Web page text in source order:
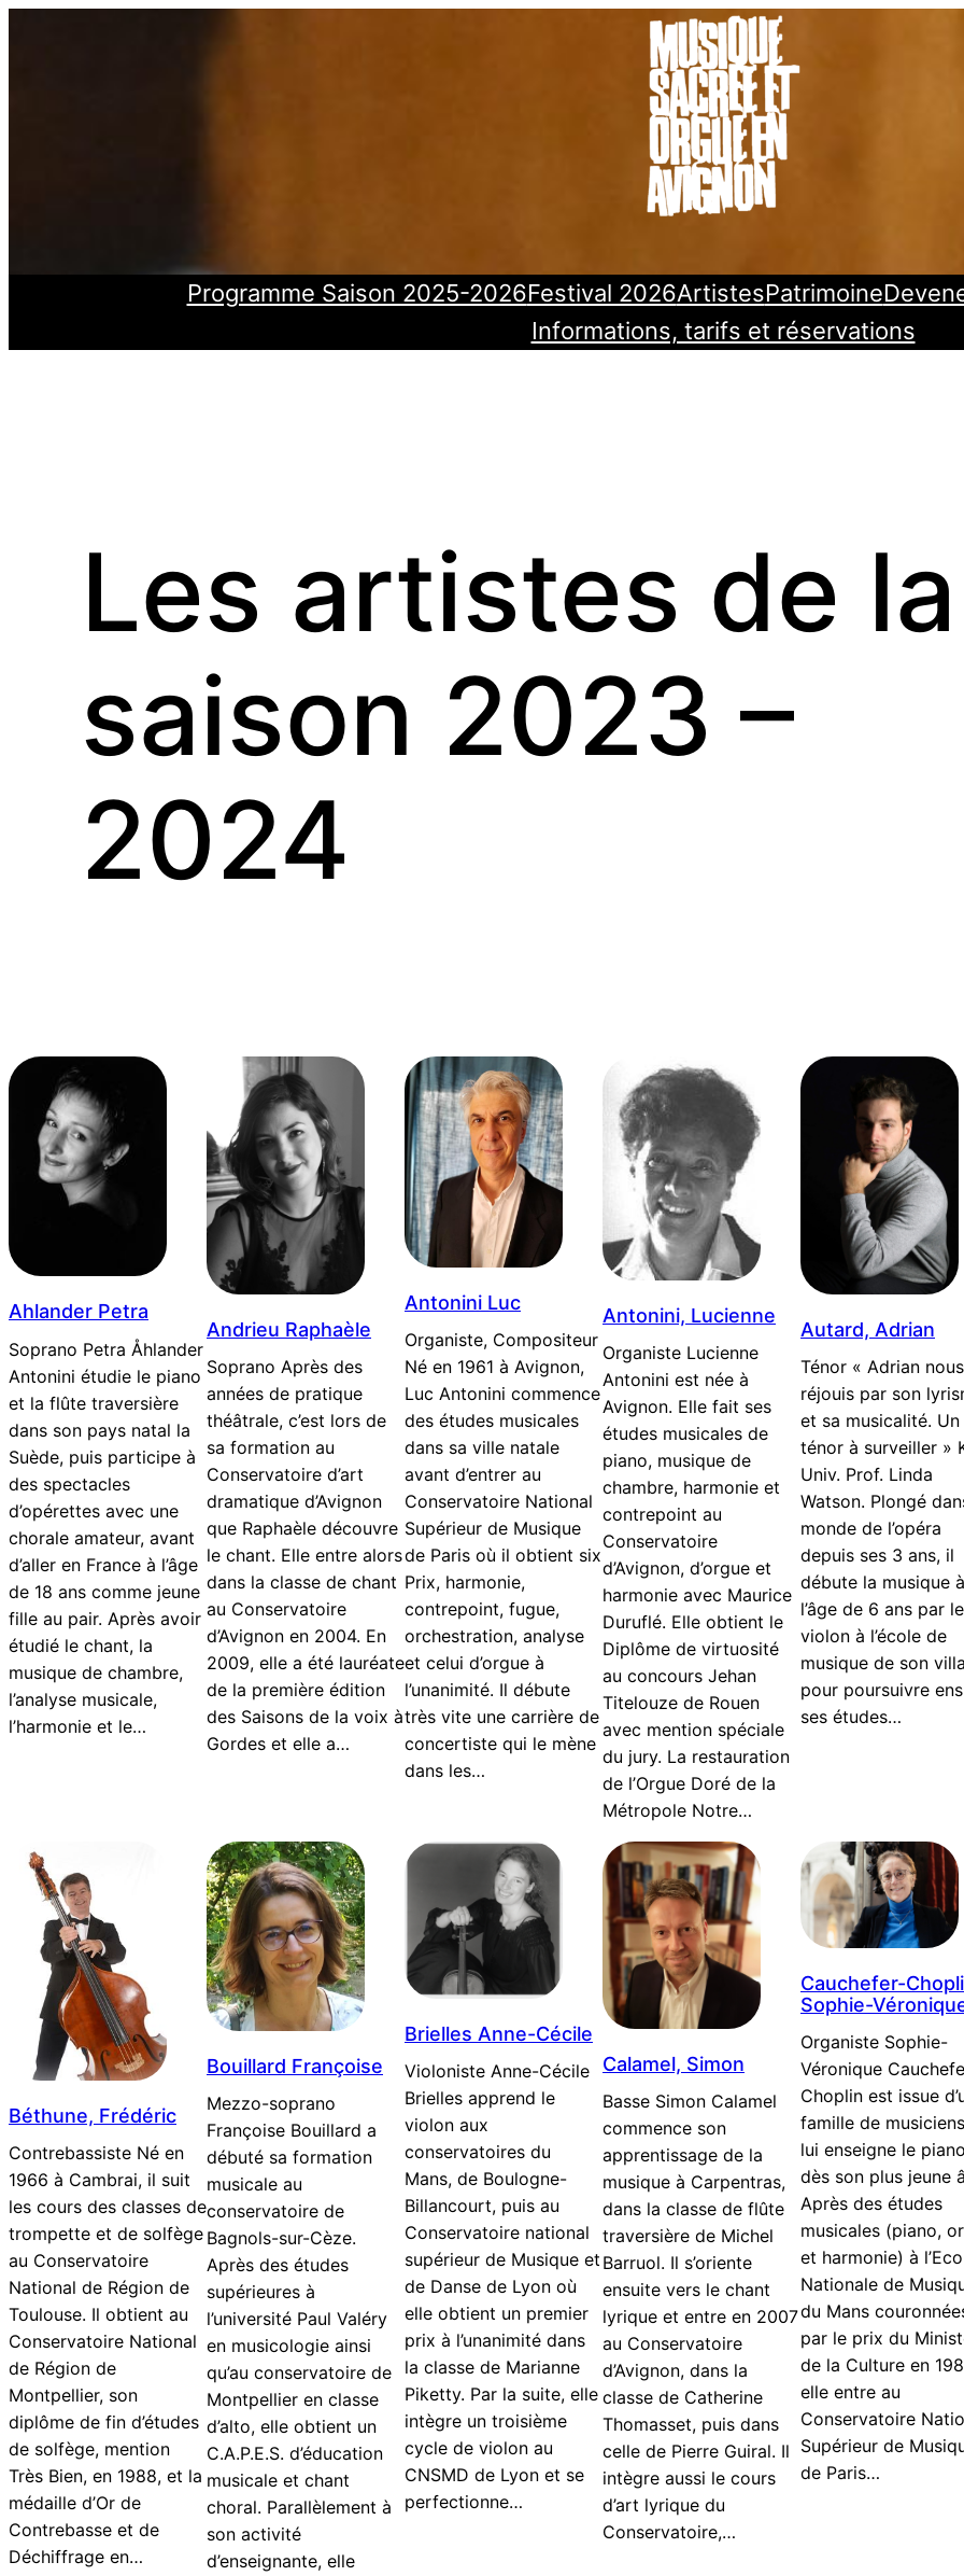
Programme Saison 2025-2026Festival 2026ArtistesPatrimoine
Informations, tarifs et réservations
Les artistes de la
saison 2023 –
2024
Ahlander Petra
Soprano Petra Åhlander
Antonini étudie le piano
et la flûte traversière
dans son pays natal la
Suède, puis participe à
des spectacles
d’opérettes avec une
chorale amateur, avant
d’aller en France à l’âge
de 18 ans comme jeune
fille au pair. Après avoir
étudié le chant, la
musique de chambre,
l’analyse musicale,
l’harmonie et le…
Andrieu Raphaèle
Soprano Après des
années de pratique
théâtrale, c’est lors de
sa formation au
Conservatoire d’art
dramatique d’Avignon
que Raphaèle découvre
le chant. Elle entre alors
dans la classe de chant
au Conservatoire
d’Avignon en 2004. En
2009, elle a été lauréate
de la première édition
des Saisons de la voix à
Gordes et elle a…
Antonini Luc
Organiste, Compositeur
Né en 1961 à Avignon,
Luc Antonini commence
des études musicales
dans sa ville natale
avant d’entrer au
Conservatoire National
Supérieur de Musique
de Paris où il obtient six
Prix, harmonie,
contrepoint, fugue,
orchestration, analyse
et celui d’orgue à
l’unanimité. Il débute
très vite une carrière de
concertiste qui le mène
dans les…
Antonini, Lucienne
Organiste Lucienne
Antonini est née à
Avignon. Elle fait ses
études musicales de
piano, musique de
chambre, harmonie et
contrepoint au
Conservatoire
d’Avignon, d’orgue et
harmonie avec Maurice
Duruflé. Elle obtient le
Diplôme de virtuosité
au concours Jehan
Titelouze de Rouen
avec mention spéciale
du jury. La restauration
de l’Orgue Doré de la
Métropole Notre…
Autard, Adrian
Ténor « Adrian nous
réjouis par son
et sa musicalité. Un
ténor à surveiller »
Univ. Prof. Linda
Watson. Plongé
monde de l’opéra
depuis ses 3 ans, il
débute la musique à
l’âge de 6 ans par le
violon à l’école de
musique de son
pour poursuivre
ses études…
Béthune, Frédéric
Contrebassiste Né en
1966 à Cambrai, il suit
les cours des classes de
trompette et de solfège
au Conservatoire
National de Région de
Toulouse. Il obtient au
Conservatoire National
de Région de
Montpellier, son
diplôme de fin d’études
de solfège, mention
Très Bien, en 1988, et la
médaille d’Or de
Contrebasse et de
Déchiffrage en…
Bouillard Françoise
Mezzo-soprano
Françoise Bouillard a
débuté sa formation
musicale au
conservatoire de
Bagnols-sur-Cèze.
Après des études
supérieures à
l’université Paul Valéry
en musicologie ainsi
qu’au conservatoire de
Montpellier en classe
d’alto, elle obtient un
C.A.P.E.S. d’éducation
musicale et chant
choral. Parallèlement à
son activité
d’enseignante, elle
Brielles Anne-Cécile
Violoniste Anne-Cécile
Brielles apprend le
violon aux
conservatoires du
Mans, de Boulogne-
Billancourt, puis au
Conservatoire national
supérieur de Musique et
de Danse de Lyon où
elle obtient un premier
prix à l’unanimité dans
la classe de Marianne
Piketty. Par la suite, elle
intègre un troisième
cycle de violon au
CNSMD de Lyon et se
perfectionne…
Calamel, Simon
Basse Simon Calamel
commence son
apprentissage de la
musique à Carpentras,
dans la classe de flûte
traversière de Michel
Barruol. Il s’oriente
ensuite vers le chant
lyrique et entre en 2007
au Conservatoire
d’Avignon, dans la
classe de Catherine
Thomasset, puis dans
celle de Pierre Guiral. Il
intègre aussi le cours
d’art lyrique du
Conservatoire,…
Cauchefer-
Sophie-
Organiste Sophie-
Véronique
Choplin est issue
famille de
lui enseigne le
dès son plus jeune
Après des études
musicales (piano,
et harmonie) à
Nationale de
du Mans
par le prix du
de la Culture en
elle entre au
Conservatoire
Supérieur de
de Paris…